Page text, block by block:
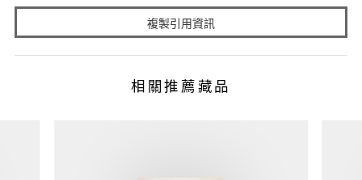
複製引用資訊
相關推薦藏品